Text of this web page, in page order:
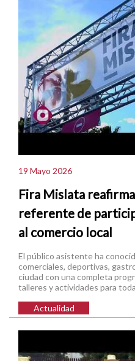
19 Mayo 2026
Fira Mislata
referente de
al comercio local
El público asistente ha
comerciales, deportivas,
ciudad con una completa
talleres y actividades para
Actualidad